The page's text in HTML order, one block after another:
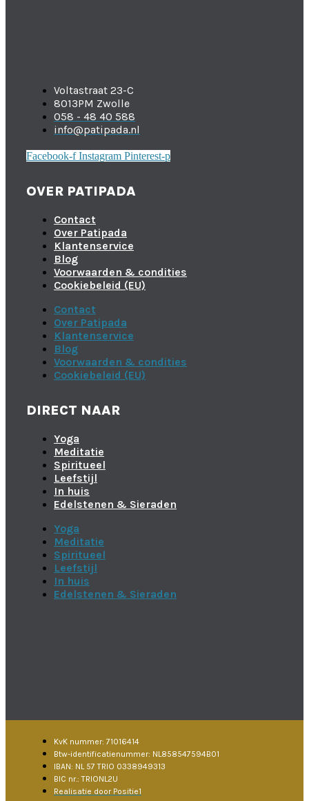
Voltastraat 23-C
8013PM Zwolle
058 - 48 40 588
info@patipada.nl
Facebook-f Instagram Pinterest-p
OVER PATIPADA
Contact
Over Patipada
Klantenservice
Blog
Voorwaarden & condities
Cookiebeleid (EU)
Contact
Over Patipada
Klantenservice
Blog
Voorwaarden & condities
Cookiebeleid (EU)
DIRECT NAAR
Yoga
Meditatie
Spiritueel
Leefstijl
In huis
Edelstenen & Sieraden
Yoga
Meditatie
Spiritueel
Leefstijl
In huis
Edelstenen & Sieraden
KvK nummer: 71016414
Btw-identificatienummer: NL858547594B01
IBAN: NL 57 TRIO 0338949313
BIC nr.: TRIONL2U
Realisatie door Positie1